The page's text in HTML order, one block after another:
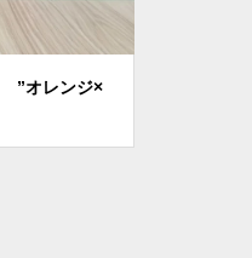
オレンジ×